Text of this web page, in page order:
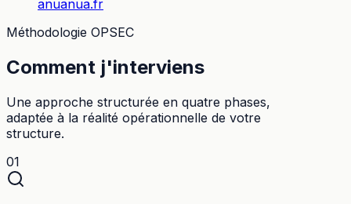
anuanua.fr
Méthodologie OPSEC
Comment j'interviens
Une approche structurée en quatre phases,
adaptée à la réalité opérationnelle de votre
structure.
01